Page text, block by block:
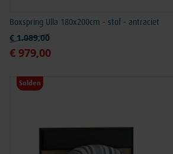
Boxspring Ulla 180x200cm - stof - antraciet
Speciale prijs
€ 979,00
Normale prijs
€ 1.089,00
Solden